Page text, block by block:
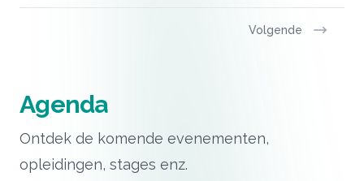
Volgende
Agenda
Ontdek de komende evenementen,
opleidingen, stages enz.